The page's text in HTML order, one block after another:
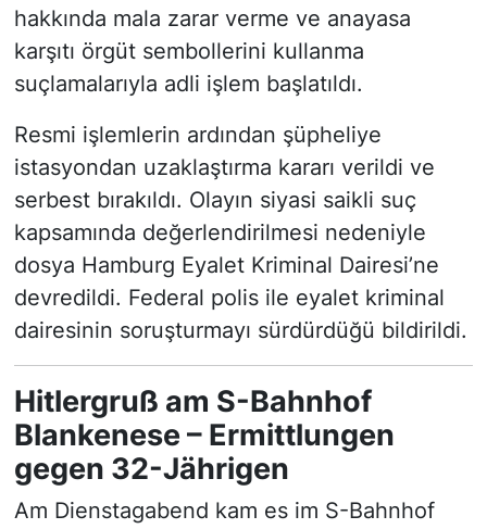
hakkında mala zarar verme ve anayasa
karşıtı örgüt sembollerini kullanma
suçlamalarıyla adli işlem başlatıldı.
Resmi işlemlerin ardından şüpheliye
istasyondan uzaklaştırma kararı verildi ve
serbest bırakıldı. Olayın siyasi saikli suç
kapsamında değerlendirilmesi nedeniyle
dosya Hamburg Eyalet Kriminal Dairesi’ne
devredildi. Federal polis ile eyalet kriminal
dairesinin soruşturmayı sürdürdüğü bildirildi.
Hitlergruß am S-Bahnhof
Blankenese – Ermittlungen
gegen 32-Jährigen
Am Dienstagabend kam es im S-Bahnhof